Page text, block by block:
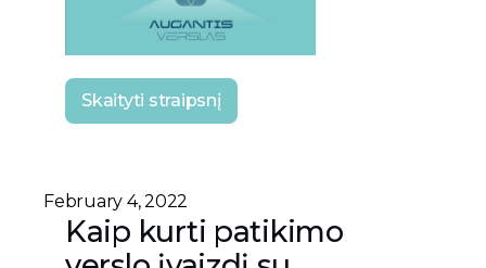
Skaityti straipsnį
February 4, 2022
Kaip kurti patikimo